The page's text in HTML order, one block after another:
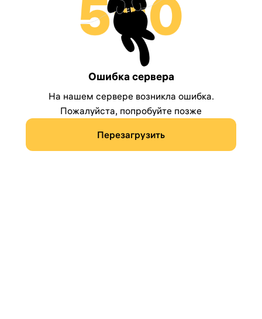
Ошибка сервера
На нашем сервере возникла ошибка.
Пожалуйста, попробуйте позже
Перезагрузить